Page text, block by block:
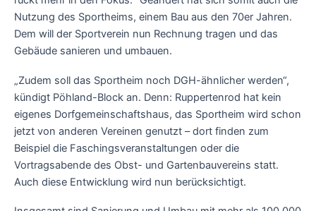
Nutzung des Sportheims, einem Bau aus den 70er Jahren.
Dem will der Sportverein nun Rechnung tragen und das
Gebäude sanieren und umbauen.
„Zudem soll das Sportheim noch DGH-ähnlicher werden“,
kündigt Pöhland-Block an. Denn: Ruppertenrod hat kein
eigenes Dorfgemeinschaftshaus, das Sportheim wird schon
jetzt von anderen Vereinen genutzt – dort finden zum
Beispiel die Faschingsveranstaltungen oder die
Vortragsabende des Obst- und Gartenbauvereins statt.
Auch diese Entwicklung wird nun berücksichtigt.